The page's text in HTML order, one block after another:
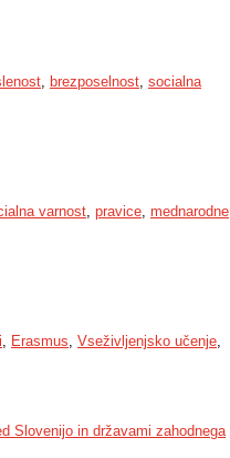
, brezposelnost, socialna
varnost, pravice, mednarodne
, Erasmus, Vseživljenjsko učenje,
Slovenijo in državami zahodnega